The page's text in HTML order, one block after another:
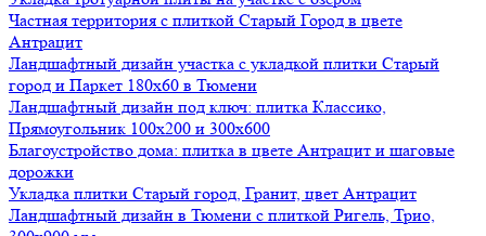
Частная территория с плиткой Старый Город в цвете
Антрацит
Ландшафтный дизайн участка с укладкой плитки Старый
город и Паркет 180х60 в Тюмени
Ландшафтный дизайн под ключ: плитка Классико,
Прямоугольник 100х200 и 300х600
Благоустройство дома: плитка в цвете Антрацит и шаговые
дорожки
Укладка плитки Старый город, Гранит, цвет Антрацит
Ландшафтный дизайн в Тюмени с плиткой Ригель, Трио,